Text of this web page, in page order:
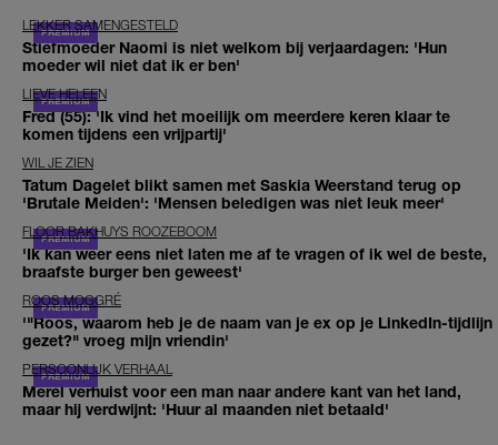
LEKKER SAMENGESTELD
Stiefmoeder Naomi is niet welkom bij verjaardagen: 'Hun
moeder wil niet dat ik er ben'
LIEVE HELEEN
Fred (55): 'Ik vind het moeilijk om meerdere keren klaar te
komen tijdens een vrijpartij'
WIL JE ZIEN
Tatum Dagelet blikt samen met Saskia Weerstand terug op
'Brutale Meiden': 'Mensen beledigen was niet leuk meer'
FLOOR BAKHUYS ROOZEBOOM
'Ik kan weer eens niet laten me af te vragen of ik wel de beste,
braafste burger ben geweest'
ROOS MOGGRÉ
'"Roos, waarom heb je de naam van je ex op je LinkedIn-tijdlijn
gezet?" vroeg mijn vriendin'
PERSOONLIJK VERHAAL
Merel verhuist voor een man naar andere kant van het land,
maar hij verdwijnt: 'Huur al maanden niet betaald'